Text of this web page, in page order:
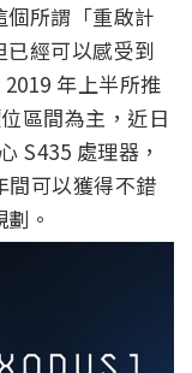
所謂「重啟計
經可以感受到
年上半所推
區間為主，近日
S435 處理器，
間可以獲得不錯
。